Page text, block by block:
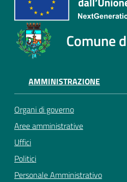
Comune
AMMINISTRAZIONE
Organi di governo
Aree amministrative
Uffici
Politici
Personale Amministrativo